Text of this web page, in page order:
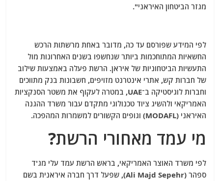
מגזר הביטחון האיראני".
לפי המידע שפורסם עד כה, מדובר באחת מרשתות הרכש
החשאיות המתוחכמות ביותר שנחשפו בשנים האחרונות מול
התעשיות הביטחוניות של איראן. הרשת פעלה באמצעות שילוב
של חברות קש, אתרי אינטרנט מזויפים, חשבונות בנק מתווכים
וחברות לוגיסטיקה ב־UAE, במטרה לעקוף את משטר הסנקציות
האמריקאי ולהשיג ציוד טכנולוגי מתקדם עבור משרד ההגנה
האיראני (MODAFL) וגופים הקשורים למשמרות המהפכה.
מי עמד מאחורי הרשת?
לפי משרד האוצר האמריקאי, בראש הרשת עמד עלי מג'ד
ספהר (Ali Majd Sepehr), שפעל דרך חברה איראנית בשם